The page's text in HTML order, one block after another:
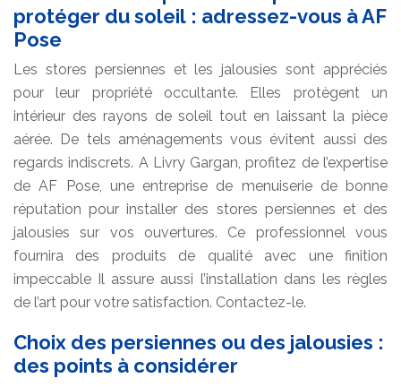
protéger du soleil : adressez-vous à AF
Pose
Les stores persiennes et les jalousies sont appréciés
pour leur propriété occultante. Elles protègent un
intérieur des rayons de soleil tout en laissant la pièce
aérée. De tels aménagements vous évitent aussi des
regards indiscrets. A Livry Gargan, profitez de l’expertise
de AF Pose, une entreprise de menuiserie de bonne
réputation pour installer des stores persiennes et des
jalousies sur vos ouvertures. Ce professionnel vous
fournira des produits de qualité avec une finition
impeccable Il assure aussi l’installation dans les règles
de l’art pour votre satisfaction. Contactez-le.
Choix des persiennes ou des jalousies :
des points à considérer